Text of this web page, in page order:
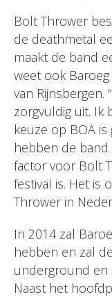
Bolt Thrower
de deathmetal
maakt de band
weet ook
van
zorgvuldig uit. Ik
keuze op BOA
hebben de band
factor voor Bolt
festival is. Het is
Thrower in
In 2014 zal
hebben en zal
underground en
Naast het